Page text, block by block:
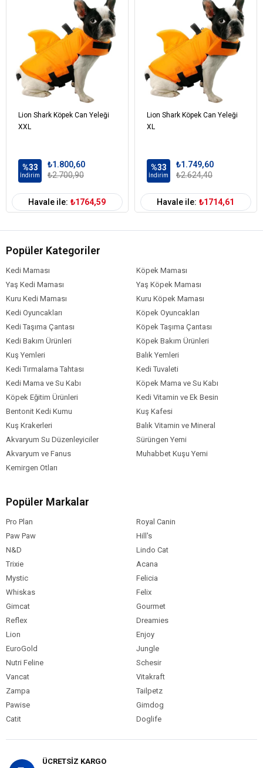
Lion Shark Köpek Can Yeleği
XXL
%33
İndirim
₺1.800,60
₺2.700,90
Havale ile: ₺1764,59
Lion Shark Köpek Can Yeleği
XL
%33
İndirim
₺1.749,60
₺2.624,40
Havale ile: ₺1714,61
Popüler Kategoriler
Kedi Maması
Köpek Maması
Yaş Kedi Maması
Yaş Köpek Maması
Kuru Kedi Maması
Kuru Köpek Maması
Kedi Oyuncakları
Köpek Oyuncakları
Kedi Taşıma Çantası
Köpek Taşıma Çantası
Kedi Bakım Ürünleri
Köpek Bakım Ürünleri
Kuş Yemleri
Balık Yemleri
Kedi Tırmalama Tahtası
Kedi Tuvaleti
Kedi Mama ve Su Kabı
Köpek Mama ve Su Kabı
Köpek Eğitim Ürünleri
Kedi Vitamin ve Ek Besin
Bentonit Kedi Kumu
Kuş Kafesi
Kuş Krakerleri
Balık Vitamin ve Mineral
Akvaryum Su Düzenleyiciler
Sürüngen Yemi
Akvaryum ve Fanus
Muhabbet Kuşu Yemi
Kemirgen Otları
Popüler Markalar
Pro Plan
Royal Canin
Paw Paw
Hill's
N&D
Lindo Cat
Trixie
Acana
Mystic
Felicia
Whiskas
Felix
Gimcat
Gourmet
Reflex
Dreamies
Lion
Enjoy
EuroGold
Jungle
Nutri Feline
Schesir
Vancat
Vitakraft
Zampa
Tailpetz
Pawise
Gimdog
Catit
Doglife
ÜCRETSİZ KARGO